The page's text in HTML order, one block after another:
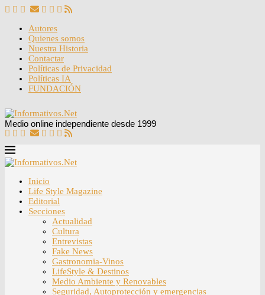
Autores
Quienes somos
Nuestra Historia
Contactar
Políticas de Privacidad
Políticas IA
FUNDACIÓN
Medio online independiente desde 1999
Inicio
Life Style Magazine
Editorial
Secciones
Actualidad
Cultura
Entrevistas
Fake News
Gastronomia-Vinos
LifeStyle & Destinos
Medio Ambiente y Renovables
Seguridad, Autoprotección y emergencias